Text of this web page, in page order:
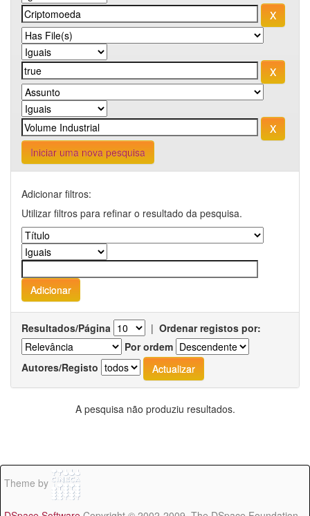
Iniciar uma nova pesquisa
Adicionar filtros:
Utilizar filtros para refinar o resultado da pesquisa.
Resultados/Página | Ordenar registos por:
Por ordem
Autores/Registo
A pesquisa não produziu resultados.
Theme by